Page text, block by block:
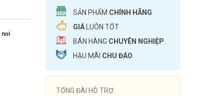
nơi
SẢN PHẨM CHÍNH HÃNG
GIÁ LUÔN TỐT
BÁN HÀNG CHUYÊN NGHIỆP
HẬU MÃI CHU ĐÁO
TỔNG ĐÀI HỖ TRỢ: